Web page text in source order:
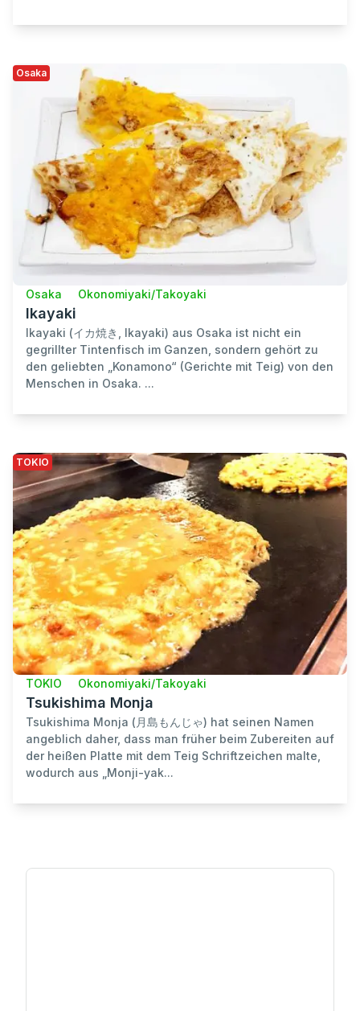
Osaka
Osaka Okonomiyaki/Takoyaki
Ikayaki
Ikayaki (イカ焼き, Ikayaki) aus Osaka ist nicht ein
gegrillter Tintenfisch im Ganzen, sondern gehört zu
den geliebten „Konamono“ (Gerichte mit Teig) von den
Menschen in Osaka. ...
TOKIO
TOKIO Okonomiyaki/Takoyaki
Tsukishima Monja
Tsukishima Monja (月島もんじゃ) hat seinen Namen
angeblich daher, dass man früher beim Zubereiten auf
der heißen Platte mit dem Teig Schriftzeichen malte,
wodurch aus „Monji-yak...